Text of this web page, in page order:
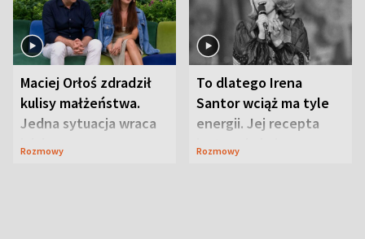
Maciej Orłoś zdradził
kulisy małżeństwa.
Jedna sytuacja wraca
jak bumerang
Rozmowy
To dlatego Irena
Santor wciąż ma tyle
energii. Jej recepta
jest zaskakująco
Rozmowy